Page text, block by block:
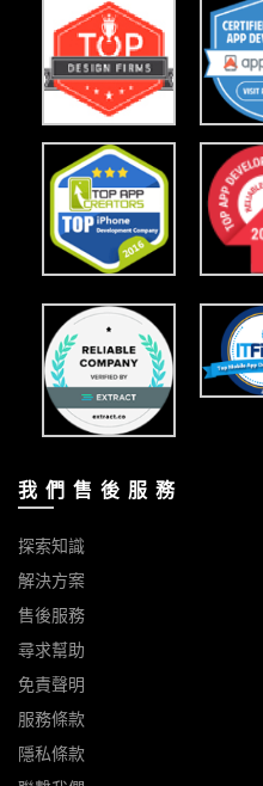
我 們 售 後 服 務
探索知識
解決方案
售後服務
尋求幫助
免責聲明
服務條款
隱私條款